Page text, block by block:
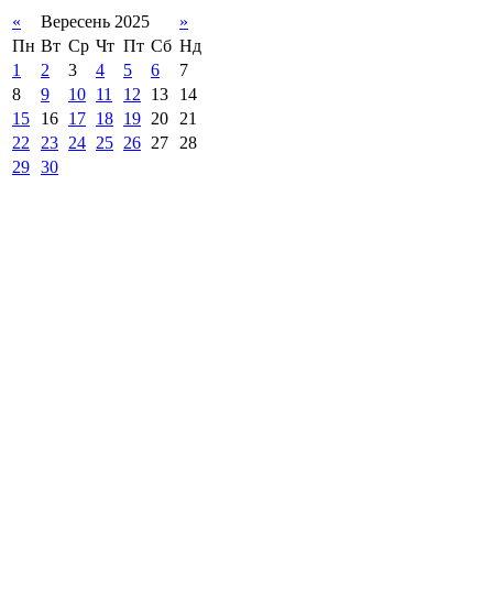
« Вересень 2025
»
Пн Вт Ср Чт Пт Сб Нд
1
2 3 4 5 6
7
8
9 10 11 12 13
14
15
16 17 18 19 20
21
22
23 24 25 26 27
28
29 30